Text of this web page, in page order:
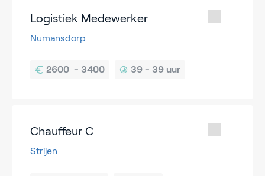
Logistiek Medewerker
Numansdorp
39 - 39 uur
Chauffeur C
Strijen